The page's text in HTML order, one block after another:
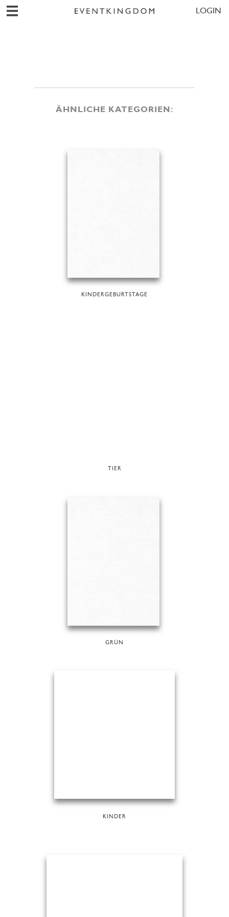
LOGIN
ÄHNLICHE KATEGORIEN:
KINDERGEBURTSTAGE
TIER
GRÜN
KINDER